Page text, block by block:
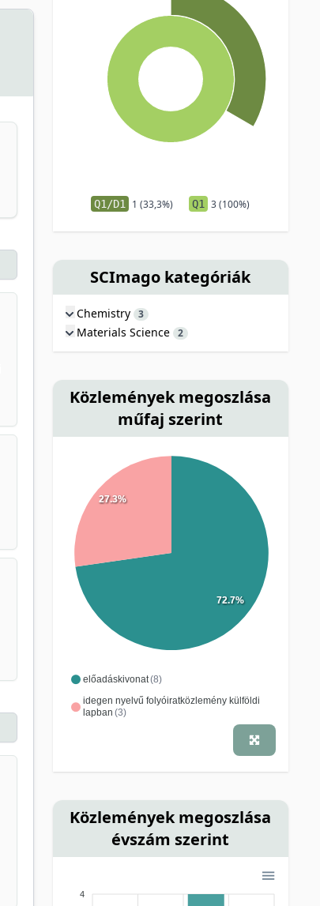
Q1/D1 1 (33,3%) Q1 3 (100%)
SCImago kategóriák
Chemistry 3
Materials Science 2
Közlemények megoszlása
műfaj szerint
előadáskivonat(8)
idegen nyelvű folyóiratközlemény külföldi
lapban (3)
72.7%
27.3%
Közlemények megoszlása
évszám szerint
4